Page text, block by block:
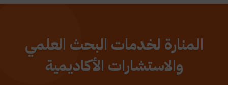
المنارة لخدمات البحث العلمي
والاستشارات الأكاديمية